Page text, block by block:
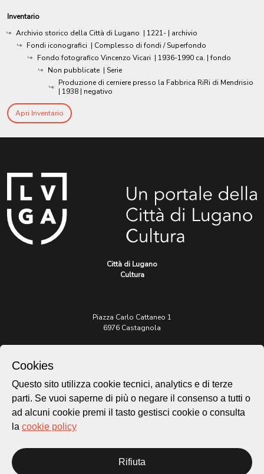
Inventario
Archivio storico della Città di Lugano | 1221- | archivio
Fondi iconografici | Complesso di fondi / Superfondo
Fondo fotografico Vincenzo Vicari | 1936-1990 ca. | fondo
Non pubblicate | Serie
Produzione di cerniere presso la Fabbrica RiRi di Mendrisio
| 1938 | negativo
Apri Inventario
Città di Lugano
Cultura
Piazza Carlo Cattaneo 1
6976 Castagnola
patrimonio@lugano.ch
t. +41 58 866 68 50
Sito istituzionale:
Privacy Policy
Cookies
Questo sito utilizza cookie tecnici, analytics e di terze
parti. Se vuoi saperne di più o negare il consenso a tutti o
ad alcuni cookie premi il tasto gestisci cookie o consulta
la cookie policy
Rifiuta